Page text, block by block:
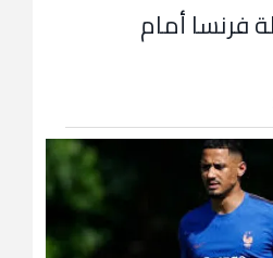
فرنسا أمام